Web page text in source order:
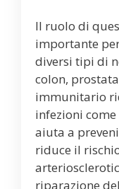
Il ruolo di
importante
diversi tipi di
colon,
immunitario
infezioni
aiuta a
riduce il
riparazione